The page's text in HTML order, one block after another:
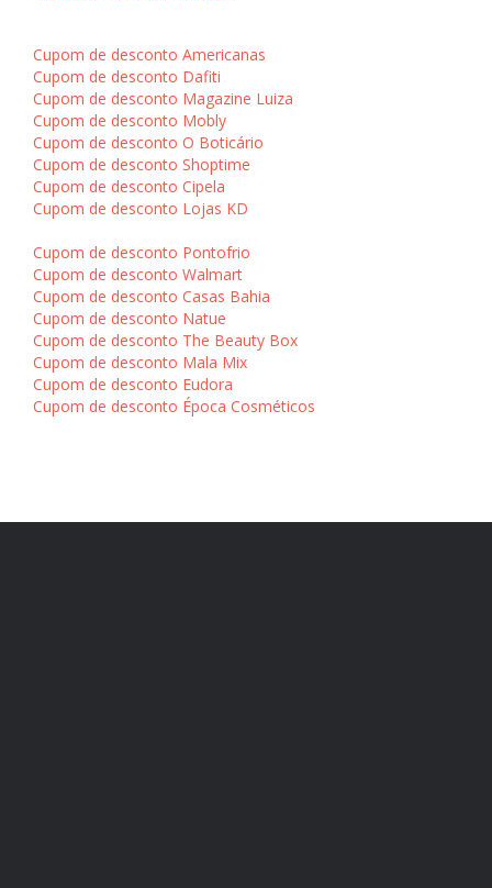
Cupom de desconto Americanas
Cupom de desconto Dafiti
Cupom de desconto Magazine Luiza
Cupom de desconto Mobly
Cupom de desconto O Boticário
Cupom de desconto Shoptime
Cupom de desconto Cipela
Cupom de desconto Lojas KD
Cupom de desconto Pontofrio
Cupom de desconto Walmart
Cupom de desconto Casas Bahia
Cupom de desconto Natue
Cupom de desconto The Beauty Box
Cupom de desconto Mala Mix
Cupom de desconto Eudora
Cupom de desconto Época Cosméticos